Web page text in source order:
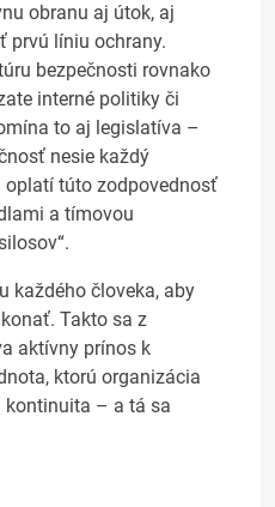
obranu aj útok, aj
prvú líniu ochrany.
bezpečnosti rovnako
interné politiky či
to aj legislatíva –
nesie každý
túto zodpovednosť
a tímovou
každého človeka, aby
Takto sa z
aktívny prínos k
ktorú organizácia
kontinuita – a tá sa